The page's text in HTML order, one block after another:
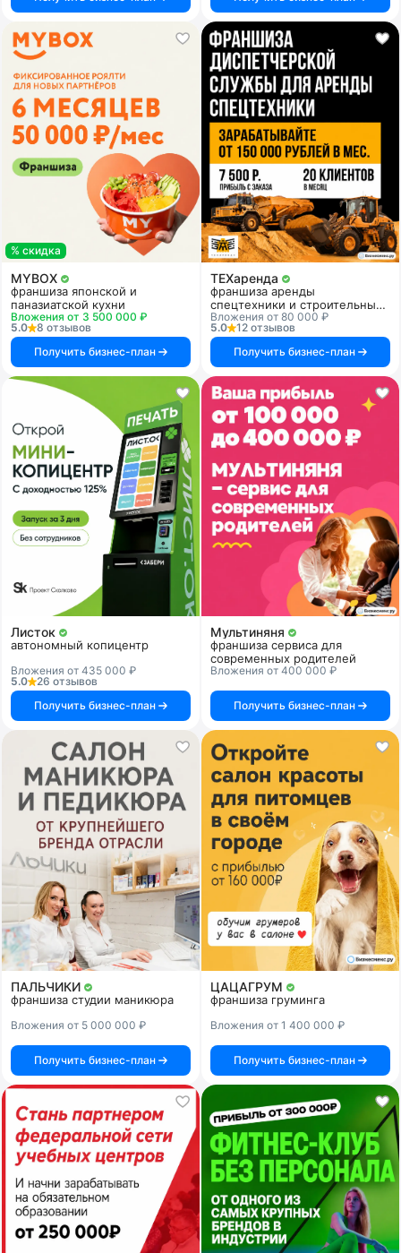
% скидка
MYBOX
франшиза японской и
паназиатской кухни
Вложения от 3 500 000 ₽
5.0
8 отзывов
Получить бизнес-план
ТЕХаренда
франшиза аренды
спецтехники и строительных
услуг
Вложения от 80 000 ₽
5.0
12 отзывов
Получить бизнес-план
Листок
автономный копицентр
Вложения от 435 000 ₽
5.0
26 отзывов
Получить бизнес-план
Мультиняня
франшиза сервиса для
современных родителей
Вложения от 400 000 ₽
Получить бизнес-план
ПАЛЬЧИКИ
франшиза студии маникюра
Вложения от 5 000 000 ₽
Получить бизнес-план
ЦАЦАГРУМ
франшиза груминга
Вложения от 1 400 000 ₽
Получить бизнес-план